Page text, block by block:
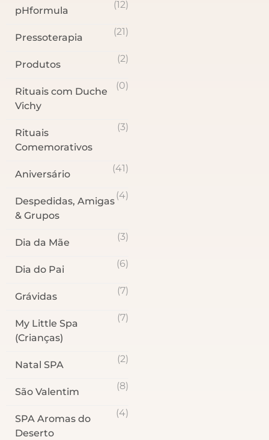
(12)
pHformula
(21)
Pressoterapia
(2)
Produtos
(0)
Rituais com Duche
Vichy
(3)
Rituais
Comemorativos
(41)
Aniversário
(4)
Despedidas, Amigas
& Grupos
(3)
Dia da Mãe
(6)
Dia do Pai
(7)
Grávidas
(7)
My Little Spa
(Crianças)
(2)
Natal SPA
(8)
São Valentim
(4)
SPA Aromas do
Deserto